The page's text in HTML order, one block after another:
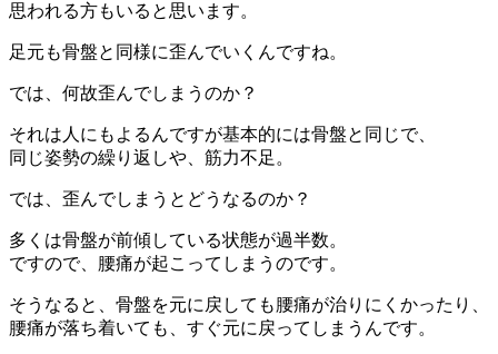
思われる方もいると思います。
足元も骨盤と同様に歪んでいくんですね。
では、何故歪んでしまうのか？
それは人にもよるんですが基本的には骨盤と同じで、
同じ姿勢の繰り返しや、筋力不足。
では、歪んでしまうとどうなるのか？
多くは骨盤が前傾している状態が過半数。
ですので、腰痛が起こってしまうのです。
そうなると、骨盤を元に戻しても腰痛が治りにくかったり、
腰痛が落ち着いても、すぐ元に戻ってしまうんです。